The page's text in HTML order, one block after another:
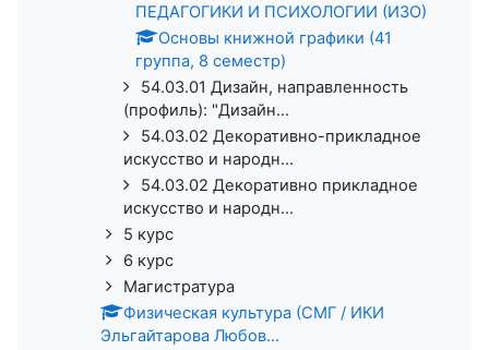
ПЕДАГОГИКИ И ПСИХОЛОГИИ (ИЗО)
Основы книжной графики (41
группа, 8 семестр)
54.03.01 Дизайн, направленность
(профиль): "Дизайн...
54.03.02 Декоративно-прикладное
искусство и народн...
54.03.02 Декоративно прикладное
искусство и народн...
5 курс
6 курс
Магистратура
Физическая культура (СМГ / ИКИ
Эльгайтарова Любов...